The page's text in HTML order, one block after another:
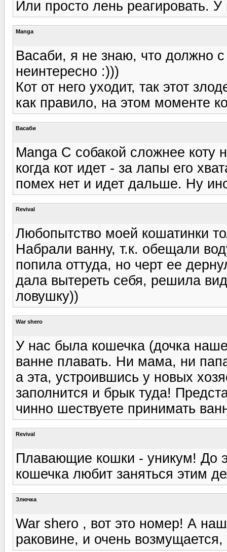
Или просто лень реагировать.
Manga
Васаби, я не знаю, что должно
неинтересно :)))
Кот от него уходит, так этот
как правило, на этом моменте
Васаби
Manga С собакой сложнее коту
когда кот идет - за лапы его
помех нет и идет дальше. Ну
Revival
Любопытство моей кошатинки
Набрали ванну, т.к. обещали
попила оттуда, но черт ее
дала вытереть себя, решила
ловушку))
War shero
У нас была кошечка (дочка
ванне плавать. Ни мама, ни
а эта, устроившись у новых
заполнится и брык туда!
чинно шествуете принимать
Revival
Плавающие кошки - уникум! До
кошечка любит заняться этим
Злючка
War shero , вот это номер! А
раковине, и очень